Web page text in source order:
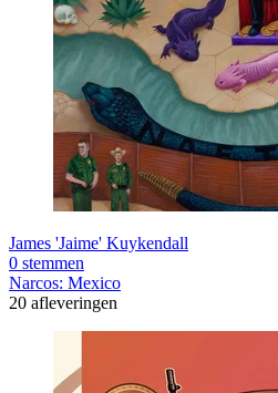
James 'Jaime' Kuykendall
0 stemmen
Narcos: Mexico
20 afleveringen